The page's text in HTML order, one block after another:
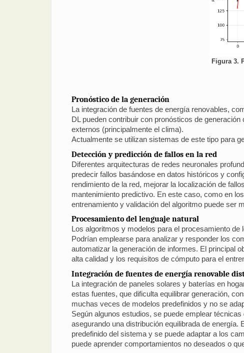
Figura 3.
Pronóstico de la generación
La integración de fuentes de energía renovables,
DL pueden contribuir con pronósticos de
externos (principalmente el clima).
Actualmente se utilizan sistemas de este tipo para
Detección y predicción de fallos en la red
Diferentes arquitecturas de redes neuronales
predecir fallos basándose en datos históricos y
rendimiento de la red, mejorar la localización de
mantenimiento predictivo. En este caso, como en
entrenamiento y validación del algoritmo puede ser
Procesamiento del lenguaje natural
Los algoritmos y modelos para el procesamiento de
Podrían emplearse para analizar y responder los
automatizar la generación de informes. El principal
alta calidad y los requisitos de cómputo para el
Integración de fuentes de energía renovable
La integración de paneles solares y baterías en
estas fuentes, que dificulta equilibrar generación,
muchas veces de modelos predefinidos y no se
Según algunos estudios, se puede emplear
asegurando una distribución equilibrada de energía.
predefinido del sistema y se puede adaptar a los
puede aprender comportamientos no deseados o